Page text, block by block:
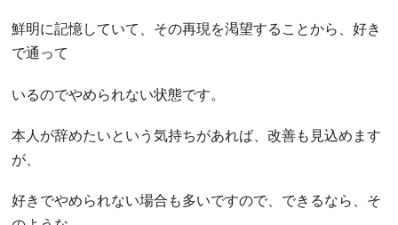
鮮明に記憶していて、その再現を渇望することから、好き
で通って
いるのでやめられない状態です。
本人が辞めたいという気持ちがあれば、改善も見込めます
が、
好きでやめられない場合も多いですので、できるなら、そ